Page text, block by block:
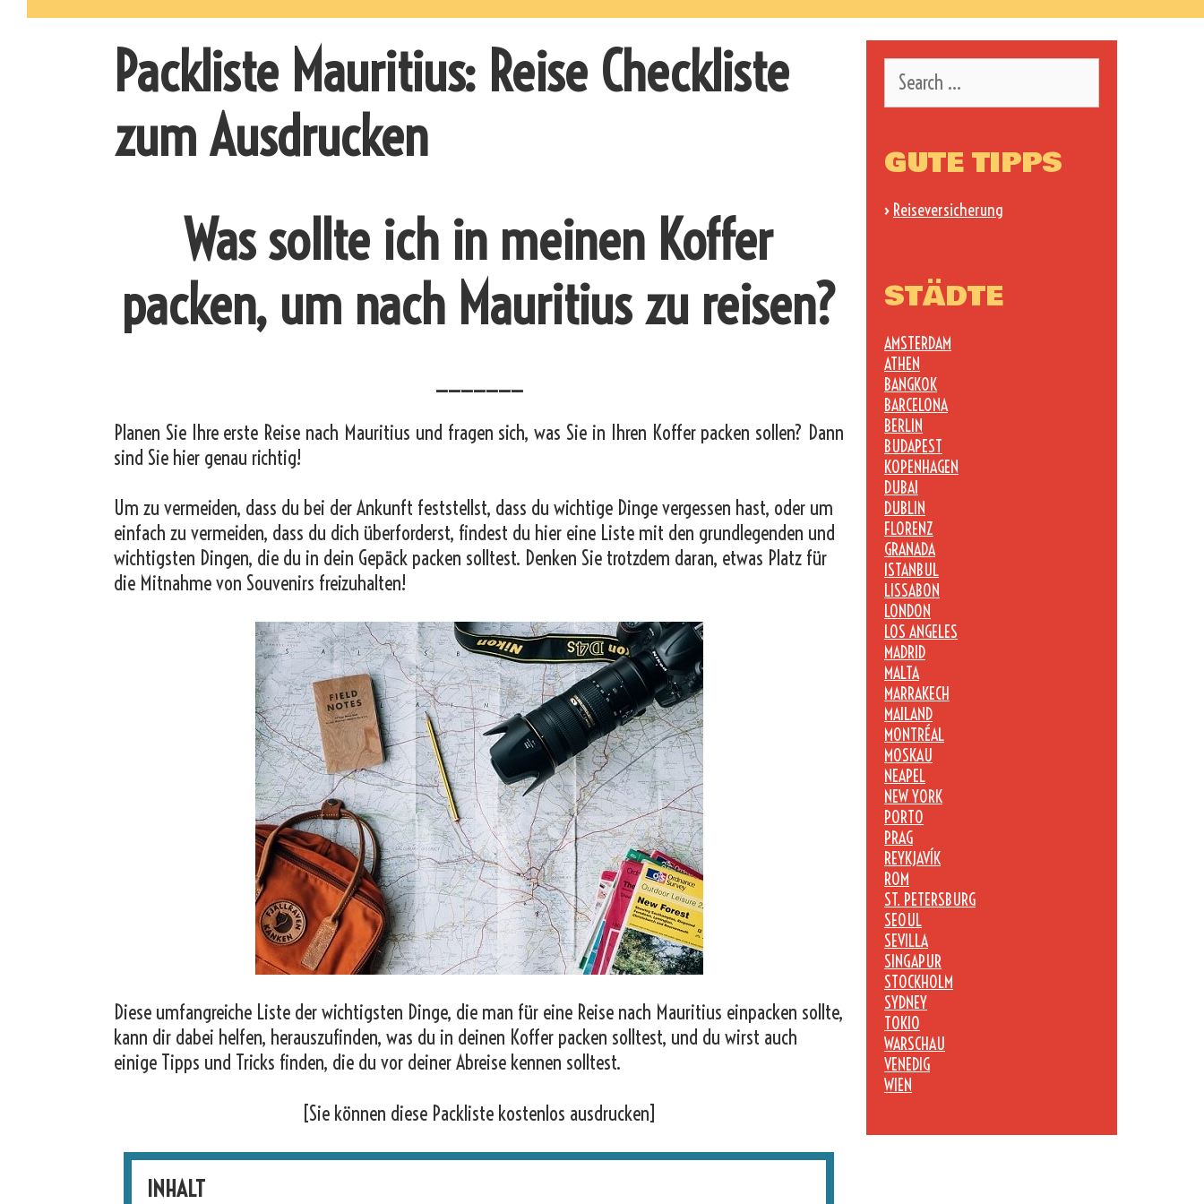
Packliste Mauritius: Reise Checkliste
zum Ausdrucken
Was sollte ich in meinen Koffer
packen, um nach Mauritius zu reisen?
Planen Sie Ihre erste Reise nach Mauritius und fragen sich, was Sie in Ihren Koffer packen sollen? Dann
sind Sie hier genau richtig!
Um zu vermeiden, dass du bei der Ankunft feststellst, dass du wichtige Dinge vergessen hast, oder um
einfach zu vermeiden, dass du dich überforderst, findest du hier eine Liste mit den grundlegenden und
wichtigsten Dingen, die du in dein Gepäck packen solltest. Denken Sie trotzdem daran, etwas Platz für
die Mitnahme von Souvenirs freizuhalten!
Diese umfangreiche Liste der wichtigsten Dinge, die man für eine Reise nach Mauritius einpacken sollte,
kann dir dabei helfen, herauszufinden, was du in deinen Koffer packen solltest, und du wirst auch
einige Tipps und Tricks finden, die du vor deiner Abreise kennen solltest.
[Sie können diese Packliste kostenlos ausdrucken]
INHALT
for:
GUTE TIPPS
› Reiseversicherung
STÄDTE
AMSTERDAM
ATHEN
BANGKOK
BARCELONA
BERLIN
BUDAPEST
KOPENHAGEN
DUBAI
DUBLIN
FLORENZ
GRANADA
ISTANBUL
LISSABON
LONDON
LOS ANGELES
MADRID
MALTA
MARRAKECH
MAILAND
MONTRÉAL
MOSKAU
NEAPEL
NEW YORK
PORTO
PRAG
REYKJAVÍK
ROM
ST. PETERSBURG
SEOUL
SEVILLA
SINGAPUR
STOCKHOLM
SYDNEY
TOKIO
WARSCHAU
VENEDIG
WIEN